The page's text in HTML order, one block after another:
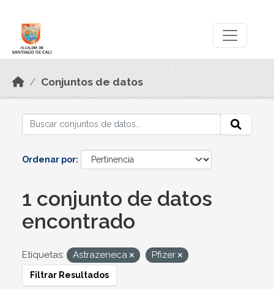
Conjuntos de datos
Ordenar por
1 conjunto de datos
encontrado
Etiquetas: Astrazeneca Pfizer
Filtrar Resultados